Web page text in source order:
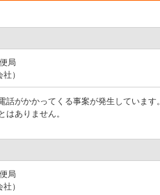
局
）
がかかってくる事案が発生しています。
ありません。
局
）